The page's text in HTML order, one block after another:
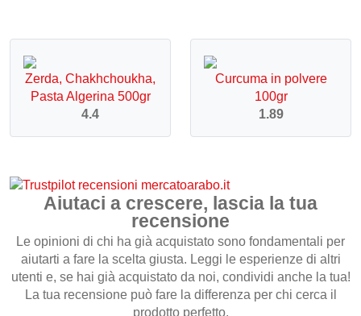
Zerda, Chakhchoukha,
Pasta Algerina 500gr
4.4
Curcuma in polvere
100gr
1.89
Aiutaci a crescere, lascia la tua
recensione
Le opinioni di chi ha già acquistato sono fondamentali per
aiutarti a fare la scelta giusta. Leggi le esperienze di altri
utenti e, se hai già acquistato da noi, condividi anche la tua!
La tua recensione può fare la differenza per chi cerca il
prodotto perfetto.